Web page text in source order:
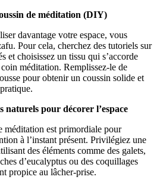
de méditation (DIY)
davantage votre espace, vous
Pour cela, cherchez des tutoriels sur
et choisissez un tissu qui s’accorde
méditation. Remplissez-le de
pour obtenir un coussin solide et
naturels pour décorer l’espace
méditation est primordiale pour
à l’instant présent. Privilégiez une
des éléments comme des galets,
d’eucalyptus ou des coquillages
propice au lâcher-prise.